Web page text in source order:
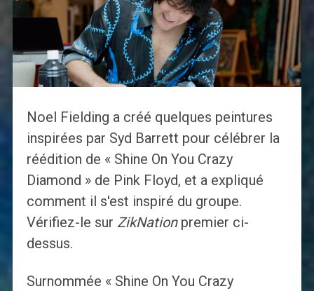
Noel Fielding a créé quelques peintures
inspirées par Syd Barrett pour célébrer la
réédition de « Shine On You Crazy
Diamond » de Pink Floyd, et a expliqué
comment il s'est inspiré du groupe.
Vérifiez-le sur ZikNationpremier ci-
dessus.
Surnommée « Shine On You Crazy